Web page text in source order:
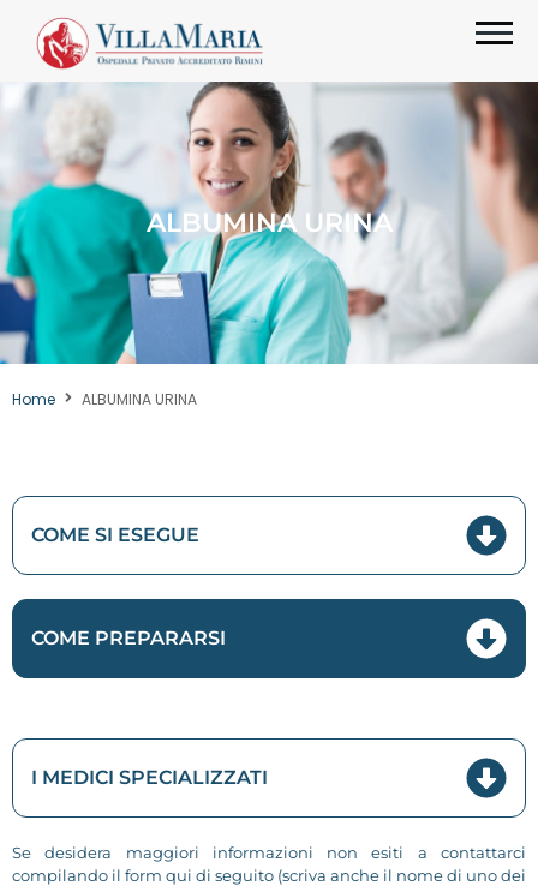
ALBUMINA URINA
Home ALBUMINA URINA
COME SI ESEGUE
COME PREPARARSI
I MEDICI SPECIALIZZATI
Se desidera maggiori informazioni non esiti a contattarci
compilando il form qui di seguito (scriva anche il nome di uno dei